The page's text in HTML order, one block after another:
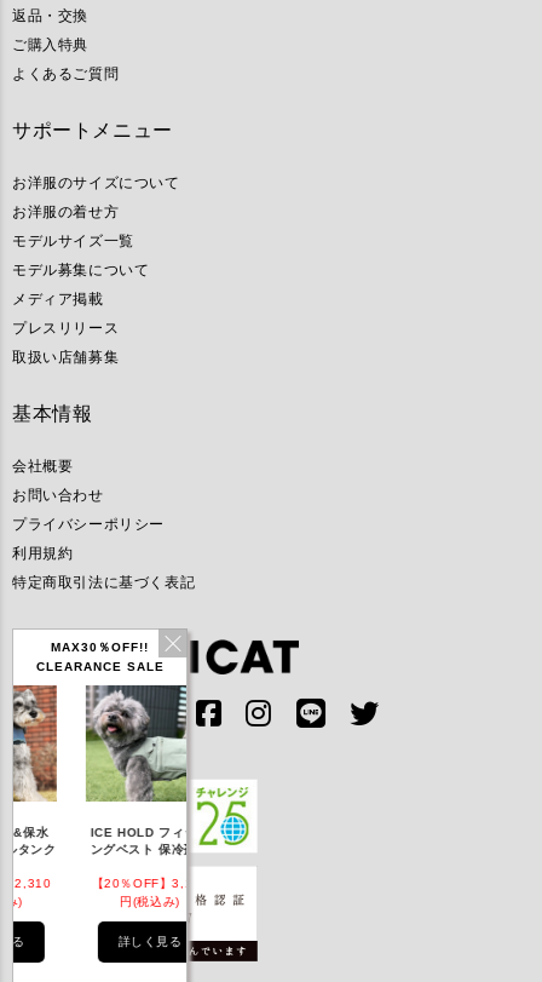
MAX30％OFF!!
CLEARANCE SALE
ICE HOLD フィッシ
ングベスト 保冷剤付
【20％OFF】3,168
IDOG ICE HOLD ネ
ッククーラー 保冷剤
【20％OFF】1,760
円(税込み)
詳しく見る
返品・交換
ご購入特典
よくあるご質問
サポートメニュー
お洋服のサイズについて
お洋服の着せ方
モデルサイズ一覧
モデル募集について
メディア掲載
プレスリリース
取扱い店舗募集
基本情報
会社概要
お問い合わせ
プライバシーポリシー
利用規約
特定商取引法に基づく表記